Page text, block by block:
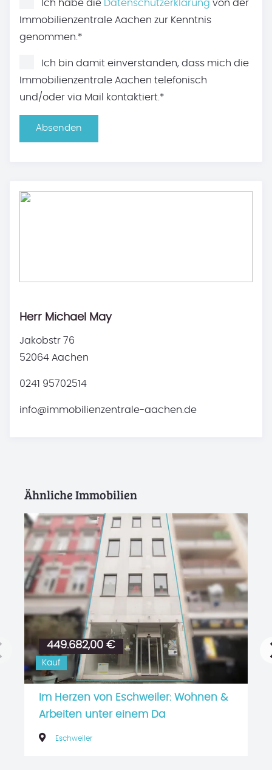
Ich habe die Datenschutzerklärung von der
Immobilienzentrale Aachen zur Kenntnis
genommen.*
Ich bin damit einverstanden, dass mich die
Immobilienzentrale Aachen telefonisch
und/oder via Mail kontaktiert.*
Absenden
Herr Michael May
Jakobstr 76
52064 Aachen
0241 95702514
info@immobilienzentrale-aachen.de
Ähnliche Immobilien
449.682,00 €
Kauf
Im Herzen von Eschweiler: Wohnen &
Arbeiten unter einem Da
Eschweiler
Schnellübersicht:
Wohnfläche ca. 269 m² 13 Zimmer
Immobilie auf Karte anzeigen